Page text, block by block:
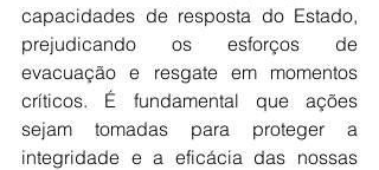
capacidades de resposta do Estado,
prejudicando os esforços de
evacuação e resgate em momentos
críticos. É fundamental que ações
sejam tomadas para proteger a
integridade e a eficácia das nossas